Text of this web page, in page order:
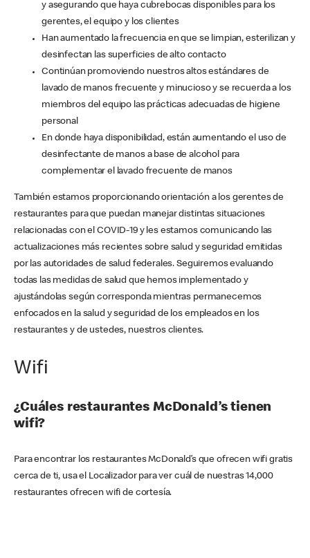
y asegurando que haya cubrebocas disponibles para los
gerentes, el equipo y los clientes
Han aumentado la frecuencia en que se limpian, esterilizan y
desinfectan las superficies de alto contacto
Continúan promoviendo nuestros altos estándares de
lavado de manos frecuente y minucioso y se recuerda a los
miembros del equipo las prácticas adecuadas de higiene
personal
En donde haya disponibilidad, están aumentando el uso de
desinfectante de manos a base de alcohol para
complementar el lavado frecuente de manos
También estamos proporcionando orientación a los gerentes de
restaurantes para que puedan manejar distintas situaciones
relacionadas con el COVID-19 y les estamos comunicando las
actualizaciones más recientes sobre salud y seguridad emitidas
por las autoridades de salud federales. Seguiremos evaluando
todas las medidas de salud que hemos implementado y
ajustándolas según corresponda mientras permanecemos
enfocados en la salud y seguridad de los empleados en los
restaurantes y de ustedes, nuestros clientes.
Wifi
¿Cuáles restaurantes McDonald’s tienen
wifi?
Para encontrar los restaurantes McDonald’s que ofrecen wifi gratis
cerca de ti, usa el Localizador para ver cuál de nuestras 14,000
restaurantes ofrecen wifi de cortesía.